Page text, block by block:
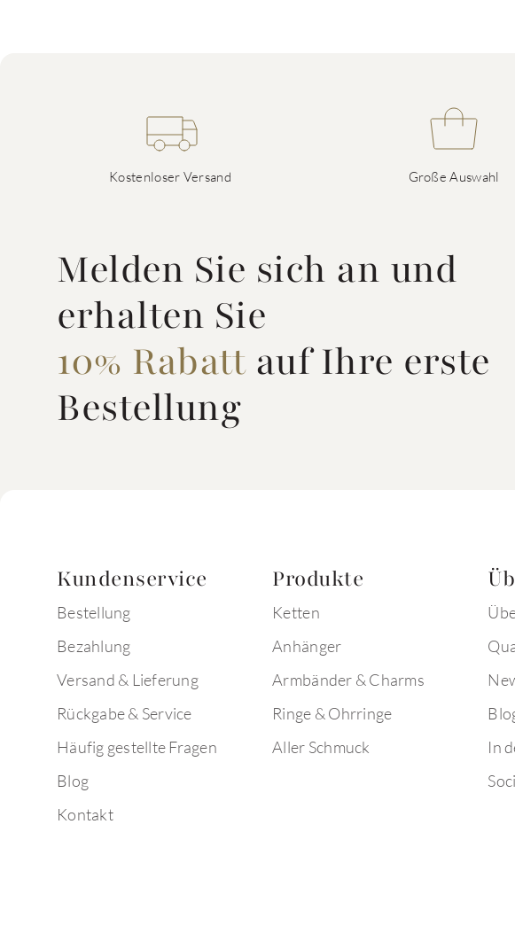
Kostenloser Versand Große Auswahl
Melden Sie sich an und
erhalten Sie
10% Rabattauf Ihre erste
Bestellung
Kundenservice
Bestellung
Bezahlung
Versand & Lieferung
Rückgabe & Service
Häufig gestellte Fragen
Blog
Kontakt
Produkte
Ketten
Anhänger
Armbänder & Charms
Ringe & Ohrringe
Aller Schmuck
In